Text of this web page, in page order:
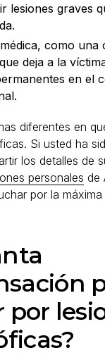
lesiones graves
como una
deja a la
en el
diferentes en
Si usted ha
los detalles de
personales de
por la
por